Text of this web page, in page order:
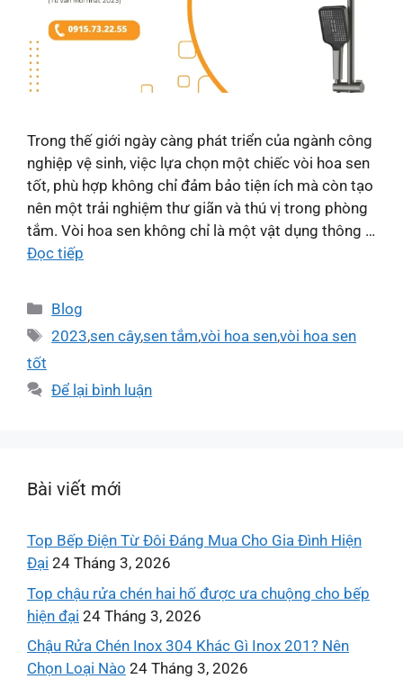
Trong thế giới ngày càng phát triển của ngành công
nghiệp vệ sinh, việc lựa chọn một chiếc vòi hoa sen
tốt, phù hợp không chỉ đảm bảo tiện ích mà còn tạo
nên một trải nghiệm thư giãn và thú vị trong phòng
tắm. Vòi hoa sen không chỉ là một vật dụng thông …
Đọc tiếp
Blog
2023,sen cây,sen tắm,vòi hoa sen,vòi hoa sen
tốt
Để lại bình luận
Bài viết mới
Top Bếp Điện Từ Đôi Đáng Mua Cho Gia Đình Hiện
Đại 24 Tháng 3, 2026
Top chậu rửa chén hai hố được ưa chuộng cho bếp
hiện đại 24 Tháng 3, 2026
Chậu Rửa Chén Inox 304 Khác Gì Inox 201? Nên
Chọn Loại Nào 24 Tháng 3, 2026